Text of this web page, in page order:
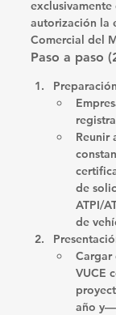
exclusivamente
autorización la
Comercial del
Paso a paso
Reunir
de
ATPI/
de
Cargar
VUCE
año